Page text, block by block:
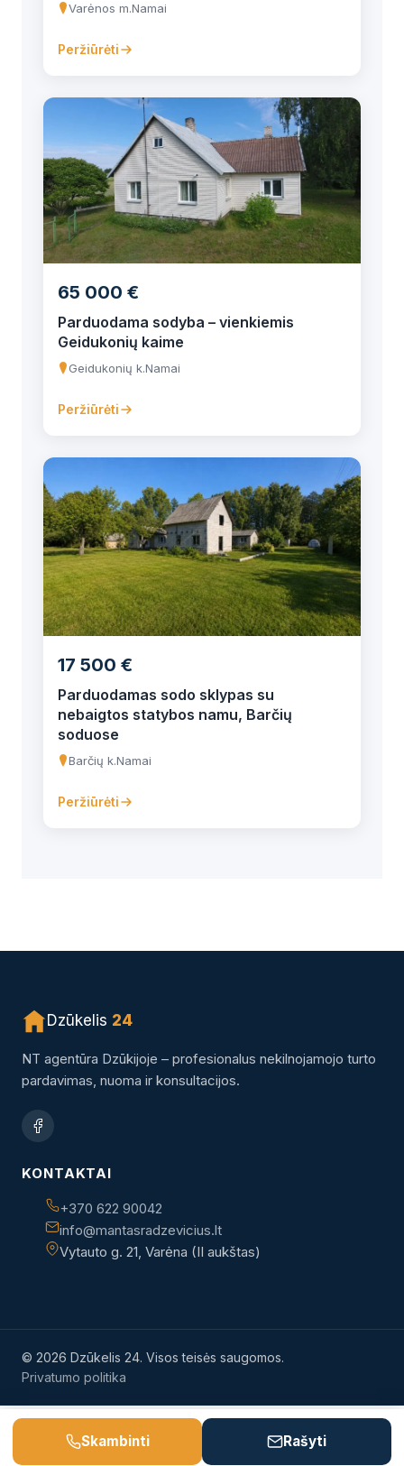
Varėnos m.Namai
Peržiūrėti
65 000 €
Parduodama sodyba – vienkiemis
Geidukonių kaime
Geidukonių k.Namai
Peržiūrėti
17 500 €
Parduodamas sodo sklypas su
nebaigtos statybos namu, Barčių
soduose
Barčių k.Namai
Peržiūrėti
Skambinti Rašyti
Dzūkelis 24
NT agentūra Dzūkijoje – profesionalus nekilnojamojo turto
pardavimas, nuoma ir konsultacijos.
KONTAKTAI
+370 622 90042
info@mantasradzevicius.lt
Vytauto g. 21, Varėna (II aukštas)
© 2026 Dzūkelis 24. Visos teisės saugomos.
Privatumo politika